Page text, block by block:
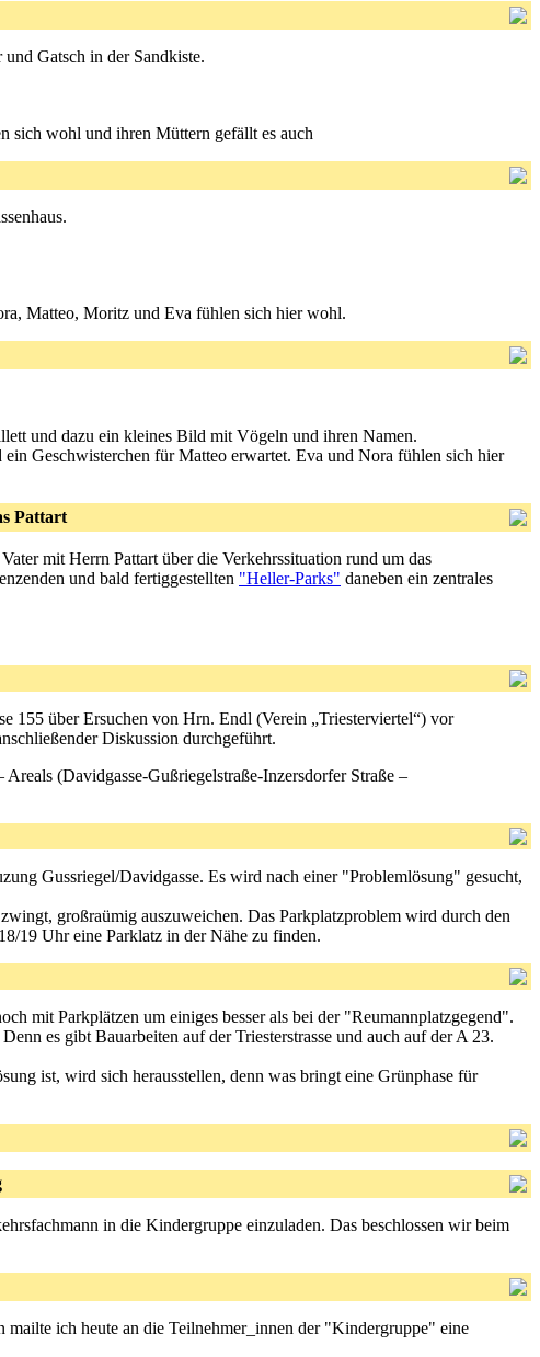
Gatsch in der Sandkiste.
sich wohl und ihren Müttern gefällt es auch
Matteo, Moritz und Eva fühlen sich hier wohl.
und dazu ein kleines Bild mit Vögeln und ihren Namen.
Geschwisterchen für Matteo erwartet. Eva und Nora fühlen sich hier
Pattart
mit Herrn Pattart über die Verkehrssituation rund um das
und bald fertiggestellten "Heller-Parks" daneben ein zentrales
155 über Ersuchen von Hrn. Endl (Verein „Triesterviertel“) vor
Diskussion durchgeführt.
(Davidgasse-Gußriegelstraße-Inzersdorfer Straße –
Gussriegel/Davidgasse. Es wird nach einer "Problemlösung" gesucht,
großraümig auszuweichen. Das Parkplatzproblem wird durch den
19 Uhr eine Parklatz in der Nähe zu finden.
mit Parkplätzen um einiges besser als bei der "Reumannplatzgegend".
es gibt Bauarbeiten auf der Triesterstrasse und auch auf der A 23.
ist, wird sich herausstellen, denn was bringt eine Grünphase für
in die Kindergruppe einzuladen. Das beschlossen wir beim
ich heute an die Teilnehmer_innen der "Kindergruppe" eine